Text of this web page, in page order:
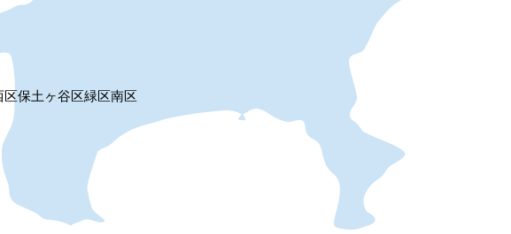
区保土ヶ谷区緑区南区